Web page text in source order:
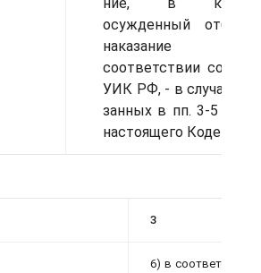
осужденный
наказание
соответствии со ст.
УИК РФ, - в случаях,
занных в пп. 3-5 ст.
настояще­го Кодекса;
3
6) в соответствии